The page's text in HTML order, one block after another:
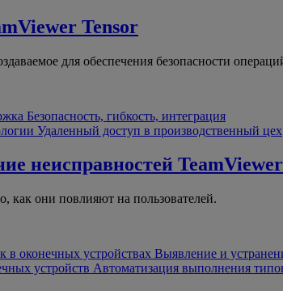
Tensor
для обеспечения безопасности
Безопасность, гибкость, интеграция
Удаленный доступ в производственный цех
неисправностей
как они повлияют на пользователей.
в оконечных устройствах Выявление и
устройств Автоматизация выполнения